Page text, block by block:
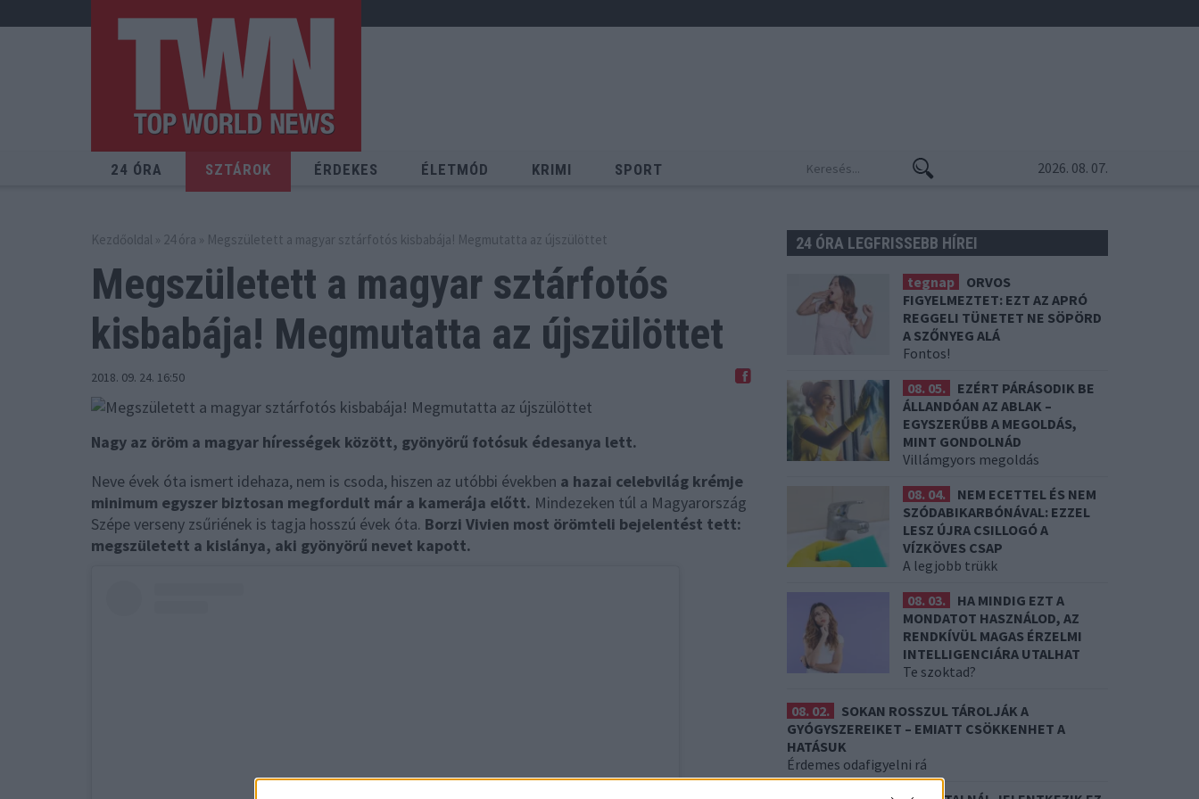
24 ÓRA SZTÁROK ÉRDEKES ÉLETMÓD KRIMI SPORT 2026. 08. 07.
Kezdőoldal » 24 óra » Megszületett a magyar sztárfotós kisbabája! Megmutatta az újszülöttet
Megszületett a magyar sztárfotós
kisbabája! Megmutatta az újszülöttet
2018. 09. 24. 16:50
Nagy az öröm a magyar hírességek között, gyönyörű fotósuk édesanya lett.
Neve évek óta ismert idehaza, nem is csoda, hiszen az utóbbi években a hazai celebvilág krémje
minimum egyszer biztosan megfordult már a kamerája előtt. Mindezeken túl a Magyarország
Szépe verseny zsűriének is tagja hosszú évek óta. Borzi Vivien most örömteli bejelentést tett:
megszületett a kislánya, aki gyönyörű nevet kapott.
24 ÓRA LEGFRISSEBB HÍREI
tegnap
ORVOS
FIGYELMEZTET: EZT AZ APRÓ
REGGELI TÜNETET NE SÖPÖRD
A SZŐNYEG ALÁ
Fontos!
08. 05.
EZÉRT PÁRÁSODIK BE
ÁLLANDÓAN AZ ABLAK –
EGYSZERŰBB A MEGOLDÁS,
MINT GONDOLNÁD
Villámgyors megoldás
08. 04.
NEM ECETTEL ÉS NEM
SZÓDABIKARBÓNÁVAL: EZZEL
LESZ ÚJRA CSILLOGÓ A
VÍZKÖVES CSAP
A legjobb trükk
08. 03.
HA MINDIG EZT A
MONDATOT HASZNÁLOD, AZ
RENDKÍVÜL MAGAS ÉRZELMI
INTELLIGENCIÁRA UTALHAT
Te szoktad?
08. 02.
SOKAN ROSSZUL TÁROLJÁK A
GYÓGYSZEREIKET – EMIATT CSÖKKENHET A
HATÁSUK
Érdemes odafigyelni rá